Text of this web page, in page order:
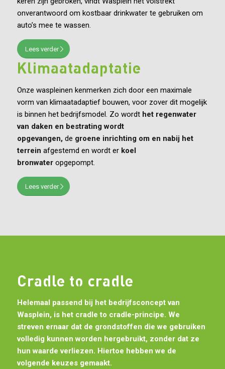
onverantwoord om kostbaar drinkwater te gebruiken om
auto’s mee te wassen.
Lees verder
Klimaatadaptatie
Onze waspleinen kenmerken zich door een maximale
vorm van klimaatadaptief bouwen, voor zover dit mogelijk
is binnen het bedrijfsmodel. Zo wordt het regenwater
van daken en bestrating wordt
opgevangen,de groene inrichting om en nabij het
terrein afgestemd en wordt er koel
bronwateropgepompt.
Lees verder
Cradle to cradle
Helemaal passend bij het bedrijfsconcept van
Wasplein, is het cradle to cradle-principe. We
streven ernaar dat de grondstoffen die we gebruiken
volledig kunnen worden hergebruikt, zonder dat ze
hun waarde verliezen. Hiertoe hebben we de
volgende keuzes gemaakt.